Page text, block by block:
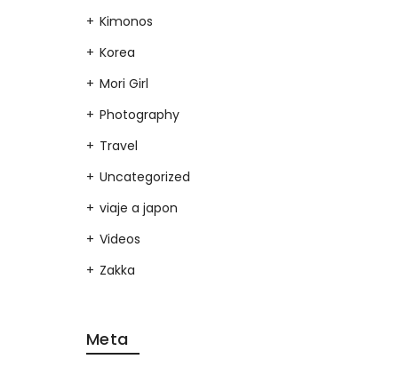
Kimonos
Korea
Mori Girl
Photography
Travel
Uncategorized
viaje a japon
Videos
Zakka
Meta